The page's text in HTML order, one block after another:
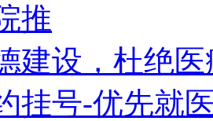
推
建设，杜绝
挂号-优先就